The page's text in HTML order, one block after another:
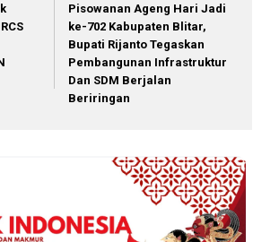
Pisowanan Ageng Hari Jadi
ke-702 Kabupaten Blitar,
Bupati Rijanto Tegaskan
Pembangunan Infrastruktur
Dan SDM Berjalan
Beriringan